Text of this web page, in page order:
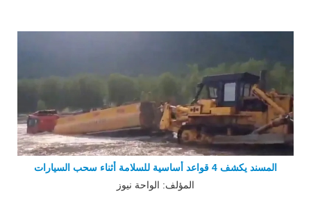
المسند يكشف 4 قواعد أساسية للسلامة أثناء سحب السيارات
المؤلف: الواحة نيوز